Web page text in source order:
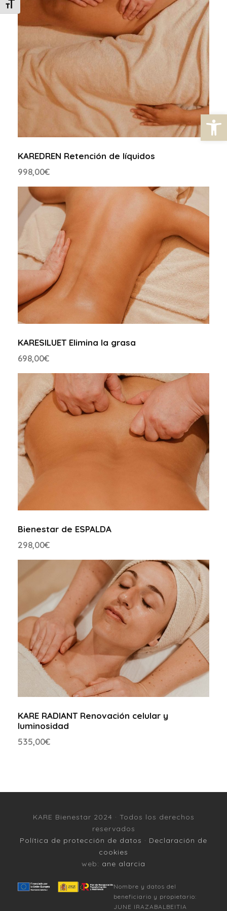
Abrir barra de herramientas
Alternar tamaño de letra
KAREDREN Retención de líquidos
998,00€
KARESILUET Elimina la grasa
698,00€
Bienestar de ESPALDA
298,00€
KARE RADIANT Renovación celular y
luminosidad
535,00€
KARE Bienestar 2024 · Todos los derechos
reservados
Política de protección de datos · Declaración de
cookies
web: ane alarcia
Nombre y datos del
beneficiario y propietario:
JUNE IRAZABALBEITIA